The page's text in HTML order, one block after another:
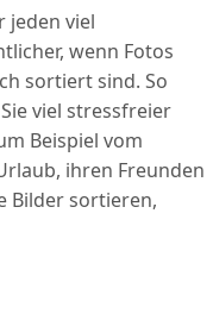
jeden viel
wenn Fotos
sortiert sind. So
viel stressfreier
Beispiel vom
ihren Freunden
Bilder sortieren,